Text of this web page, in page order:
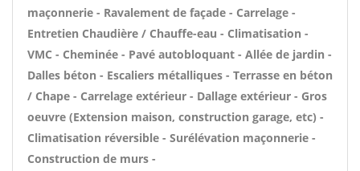
maçonnerie - Ravalement de façade - Carrelage -
Entretien Chaudière / Chauffe-eau - Climatisation -
VMC - Cheminée - Pavé autobloquant - Allée de jardin -
Dalles béton - Escaliers métalliques - Terrasse en béton
/ Chape - Carrelage extérieur - Dallage extérieur - Gros
oeuvre (Extension maison, construction garage, etc) -
Climatisation réversible - Surélévation maçonnerie -
Construction de murs -